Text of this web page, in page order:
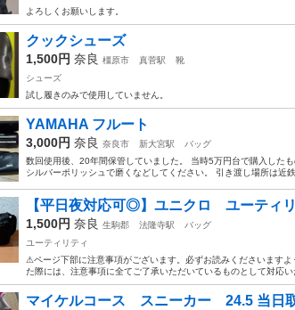
よろしくお願いします。
クックシューズ
1,500円 奈良 橿原市 真菅駅
靴
シューズ
試し履きのみで使用していません。
YAMAHA フルート
3,000円 奈良 奈良市 新大宮駅
バッグ
数回使用後、20年間保管していました。 当時5万円台で購入した
シルバーポリッシュで磨くなどしてください。 引き渡し場所は近
【平日夜対応可◎】ユニクロ ユーティ
1,500円 奈良 生駒郡 法隆寺駅
バッグ
ユーティリティ
⚠ページ下部に注意事項がございます。必ずお読みくださいます
た際には、注意事項に全てご了承いただいているものとして対応
マイケルコース スニーカー 24.5 当日